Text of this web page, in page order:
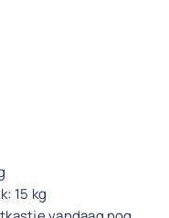
15 kg